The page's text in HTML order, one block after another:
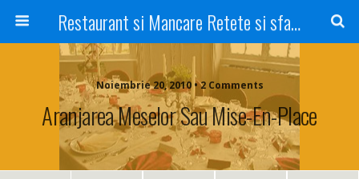
Restaurant si Mancare Retete si sfaturi Picant bun si rapid
Noiembrie 20, 2010 • 2 Comments
Aranjarea Meselor Sau Mise-En-Place